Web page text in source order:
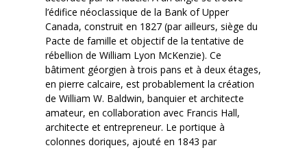
l’édifice néoclassique de la Bank of Upper
Canada, construit en 1827 (par ailleurs, siège du
Pacte de famille et objectif de la tentative de
rébellion de William Lyon McKenzie). Ce
bâtiment géorgien à trois pans et à deux étages,
en pierre calcaire, est probablement la création
de William W. Baldwin, banquier et architecte
amateur, en collaboration avec Francis Hall,
architecte et entrepreneur. Le portique à
colonnes doriques, ajouté en 1843 par